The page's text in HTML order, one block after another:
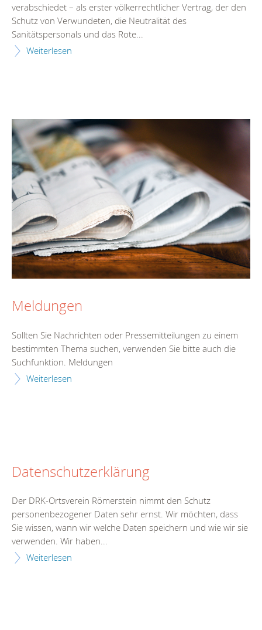
verabschiedet – als erster völkerrechtlicher Vertrag, der den
Schutz von Verwundeten, die Neutralität des
Sanitätspersonals und das Rote...
Weiterlesen
Meldungen
Sollten Sie Nachrichten oder Pressemitteilungen zu einem
bestimmten Thema suchen, verwenden Sie bitte auch die
Suchfunktion. Meldungen
Weiterlesen
Datenschutzerklärung
Der DRK-Ortsverein Römerstein nimmt den Schutz
personenbezogener Daten sehr ernst. Wir möchten, dass
Sie wissen, wann wir welche Daten speichern und wie wir sie
verwenden. Wir haben...
Weiterlesen